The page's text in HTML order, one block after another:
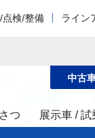
点検/整備 ライン
つ 展示車 / 試
中古